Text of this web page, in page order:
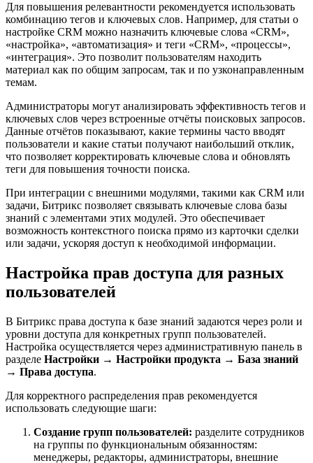
Для повышения релевантности рекомендуется использовать
комбинацию тегов и ключевых слов. Например, для статьи о
настройке CRM можно назначить ключевые слова «CRM»,
«настройка», «автоматизация» и теги «CRM», «процессы»,
«интеграция». Это позволит пользователям находить
материал как по общим запросам, так и по узконаправленным
темам.
Администраторы могут анализировать эффективность тегов и
ключевых слов через встроенные отчёты поисковых запросов.
Данные отчётов показывают, какие термины часто вводят
пользователи и какие статьи получают наибольший отклик,
что позволяет корректировать ключевые слова и обновлять
теги для повышения точности поиска.
При интеграции с внешними модулями, такими как CRM или
задачи, Битрикс позволяет связывать ключевые слова базы
знаний с элементами этих модулей. Это обеспечивает
возможность контекстного поиска прямо из карточки сделки
или задачи, ускоряя доступ к необходимой информации.
Настройка прав доступа для разных
пользователей
В Битрикс права доступа к базе знаний задаются через роли и
уровни доступа для конкретных групп пользователей.
Настройка осуществляется через административную панель в
разделе Настройки → Настройки продукта → База знаний
→ Права доступа.
Для корректного распределения прав рекомендуется
использовать следующие шаги:
Создание групп пользователей: разделите сотрудников
на группы по функциональным обязанностям:
менеджеры, редакторы, администраторы, внешние